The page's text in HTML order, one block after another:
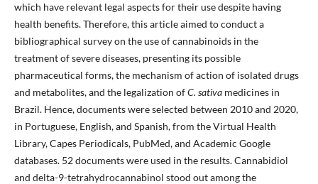
which have relevant legal aspects for their use despite having
health benefits. Therefore, this article aimed to conduct a
bibliographical survey on the use of cannabinoids in the
treatment of severe diseases, presenting its possible
pharmaceutical forms, the mechanism of action of isolated drugs
and metabolites, and the legalization ofC. sativamedicines in
Brazil. Hence, documents were selected between 2010 and 2020,
in Portuguese, English, and Spanish, from the Virtual Health
Library, Capes Periodicals, PubMed, and Academic Google
databases. 52 documents were used in the results. Cannabidiol
and delta-9-tetrahydrocannabinol stood out among the